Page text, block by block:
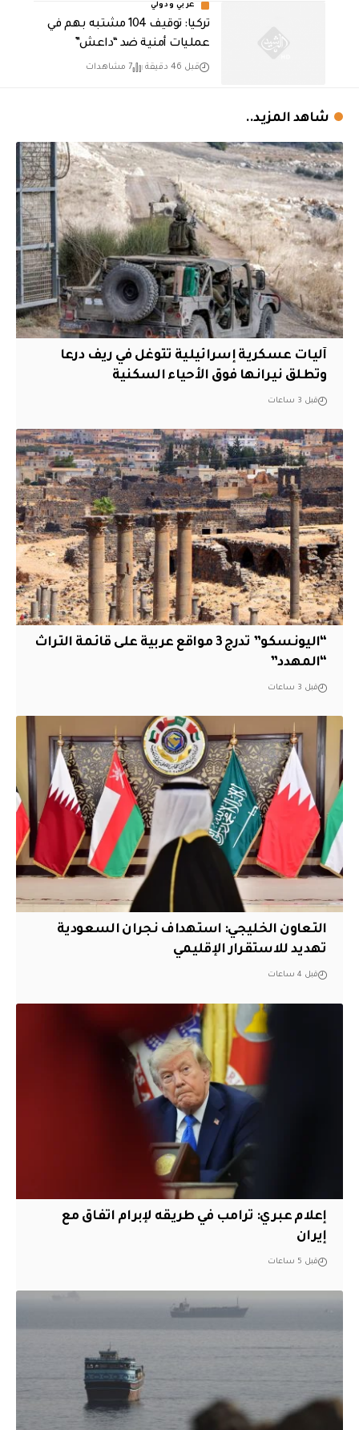
عربي ودولي
تركيا: توقيف 104 مشتبه بهم في
عمليات أمنية ضد “داعش”
قبل 46 دقيقة 7 مشاهدات
شاهد المزيد..
آليات عسكرية إسرائيلية تتوغل في ريف درعا
وتطلق نيرانها فوق الأحياء السكنية
قبل 3 ساعات
“اليونسكو” تدرج 3 مواقع عربية على قائمة التراث
“المهدد”
قبل 3 ساعات
التعاون الخليجي: استهداف نجران السعودية
تهديد للاستقرار الإقليمي
قبل 4 ساعات
إعلام عبري: ترامب في طريقه لإبرام اتفاق مع
إيران
قبل 5 ساعات